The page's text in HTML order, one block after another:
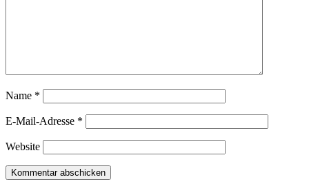
Name *
E-Mail-Adresse *
Website